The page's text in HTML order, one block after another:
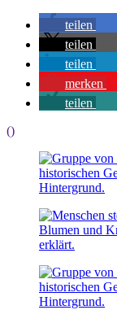
teilen
teilen
teilen
merken
teilen
()